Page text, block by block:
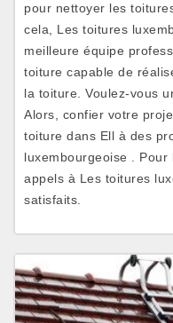
pour nettoyer les
cela, Les toitures
meilleure équipe
toiture capable de
la toiture. Voulez-vous
Alors, confier votre
toiture dans Ell à des
luxembourgeoise .
appels à Les toitures
satisfaits.